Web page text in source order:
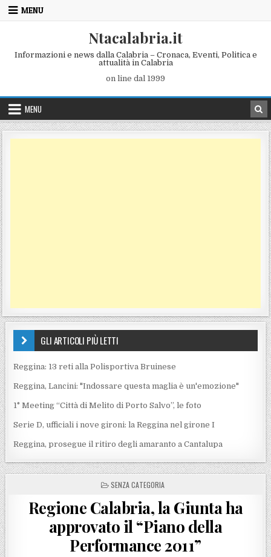
Skip to content
MENU
Ntacalabria.it
Informazioni e news dalla Calabria – Cronaca, Eventi, Politica e
attualità in Calabria
on line dal 1999
MENU
GLI ARTICOLI PIÙ LETTI
Reggina: 13 reti alla Polisportiva Bruinese
Reggina, Lancini: "Indossare questa maglia è un'emozione"
1° Meeting “Città di Melito di Porto Salvo”, le foto
Serie D, ufficiali i nove gironi: la Reggina nel girone I
Reggina, prosegue il ritiro degli amaranto a Cantalupa
POSTED IN
SENZA CATEGORIA
Regione Calabria, la Giunta ha
approvato il “Piano della
Performance 2011”